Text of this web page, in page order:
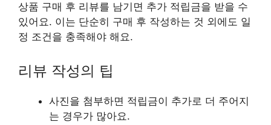
상품 구매 후 리뷰를 남기면 추가 적립금을 받을 수
있어요. 이는 단순히 구매 후 작성하는 것 외에도 일
정 조건을 충족해야 해요.
리뷰 작성의 팁
사진을 첨부하면 적립금이 추가로 더 주어지
는 경우가 많아요.